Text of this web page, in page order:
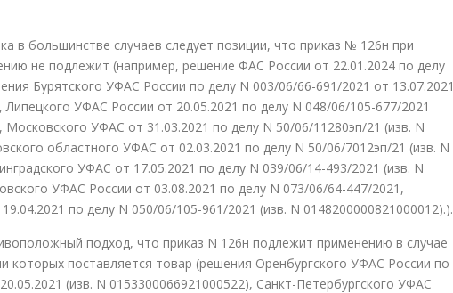
в большинстве случаев следует позиции, что приказ № 126н при
не подлежит (например, решение ФАС России от 22.01.2024 по делу
Бурятского УФАС России по делу N 003/06/66-691/2021 от 13.07.2021
Липецкого УФАС России от 20.05.2021 по делу N 048/06/105-677/2021
Московского УФАС от 31.03.2021 по делу N 50/06/11280эп/21 (изв. N
областного УФАС от 02.03.2021 по делу N 50/06/7012эп/21 (изв. N
УФАС от 17.05.2021 по делу N 039/06/14-493/2021 (изв. N
УФАС России от 03.08.2021 по делу N 073/06/64-447/2021,
по делу N 050/06/105-961/2021 (изв. N 0148200000821000012).).
подход, что приказ N 126н подлежит применению в случае
которых поставляется товар (решения Оренбургского УФАС России по
(изв. N 0153300066921000522), Санкт-Петербургского УФАС